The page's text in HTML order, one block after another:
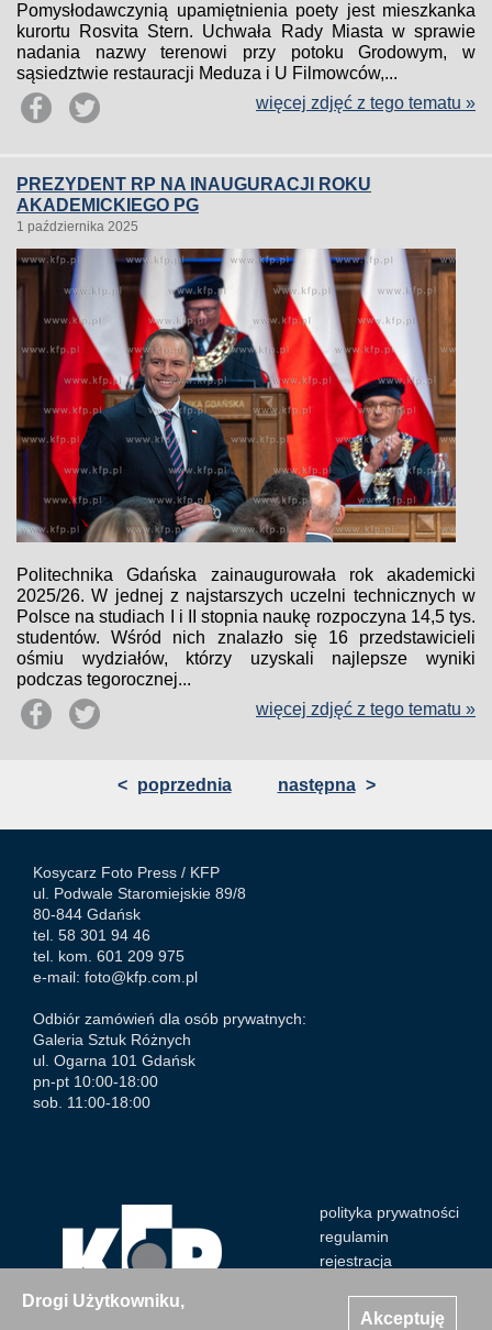
Akceptuję
Drogi Użytkowniku,
Pomysłodawczynią upamiętnienia poety jest mieszkanka
kurortu Rosvita Stern. Uchwała Rady Miasta w sprawie
nadania nazwy terenowi przy potoku Grodowym, w
sąsiedztwie restauracji Meduza i U Filmowców,...
więcej zdjęć z tego tematu »
PREZYDENT RP NA INAUGURACJI ROKU
AKADEMICKIEGO PG
1 października 2025
Politechnika Gdańska zainaugurowała rok akademicki
2025/26. W jednej z najstarszych uczelni technicznych w
Polsce na studiach I i II stopnia naukę rozpoczyna 14,5 tys.
studentów. Wśród nich znalazło się 16 przedstawicieli
ośmiu wydziałów, którzy uzyskali najlepsze wyniki
podczas tegorocznej...
więcej zdjęć z tego tematu »
< poprzednia następna >
Kosycarz Foto Press / KFP
ul. Podwale Staromiejskie 89/8
80-844 Gdańsk
tel. 58 301 94 46
tel. kom. 601 209 975
e-mail: foto@kfp.com.pl
Odbiór zamówień dla osób prywatnych:
Galeria Sztuk Różnych
ul. Ogarna 101 Gdańsk
pn-pt 10:00-18:00
sob. 11:00-18:00
polityka prywatności
regulamin
rejestracja